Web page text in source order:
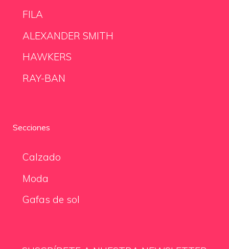
FILA
ALEXANDER SMITH
HAWKERS
RAY-BAN
Secciones
Calzado
Moda
Gafas de sol